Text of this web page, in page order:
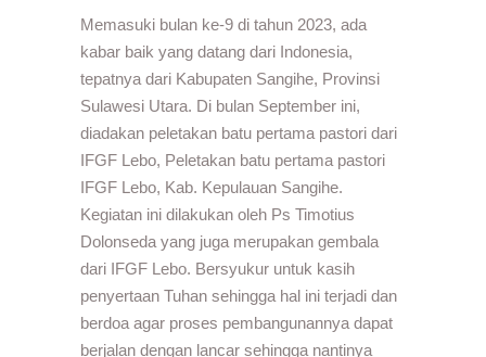
Memasuki bulan ke-9 di tahun 2023, ada
kabar baik yang datang dari Indonesia,
tepatnya dari Kabupaten Sangihe, Provinsi
Sulawesi Utara. Di bulan September ini,
diadakan peletakan batu pertama pastori dari
IFGF Lebo, Peletakan batu pertama pastori
IFGF Lebo, Kab. Kepulauan Sangihe.
Kegiatan ini dilakukan oleh Ps Timotius
Dolonseda yang juga merupakan gembala
dari IFGF Lebo. Bersyukur untuk kasih
penyertaan Tuhan sehingga hal ini terjadi dan
berdoa agar proses pembangunannya dapat
berjalan dengan lancar sehingga nantinya